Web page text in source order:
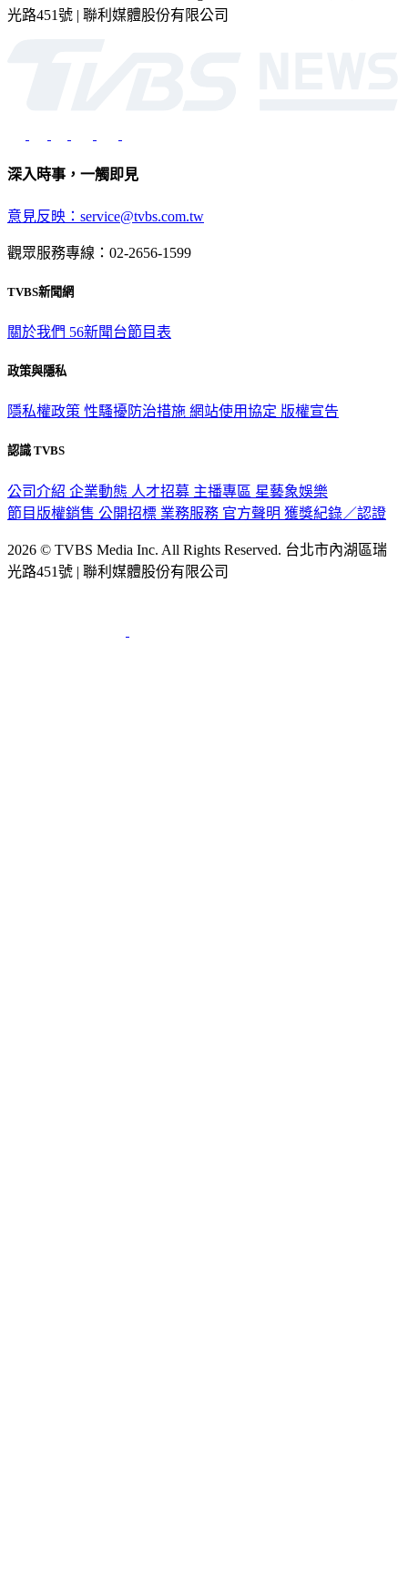
光路451號 | 聯利媒體股份有限公司
深入時事，一觸即見
意見反映：service@tvbs.com.tw
觀眾服務專線：02-2656-1599
TVBS新聞網
關於我們 56新聞台節目表
政策與隱私
隱私權政策 性騷擾防治措施 網站使用協定 版權宣告
認識 TVBS
公司介紹 企業動態 人才招募 主播專區 星藝象娛樂
節目版權銷售 公開招標 業務服務 官方聲明 獲獎紀錄／認證
2026 © TVBS Media Inc. All Rights Reserved. 台北市內湖區瑞
光路451號 | 聯利媒體股份有限公司